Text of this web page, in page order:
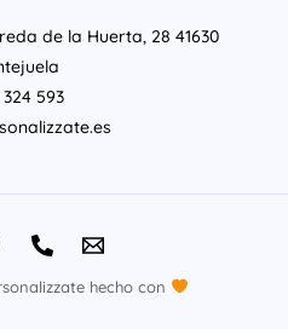
de la Huerta, 28 41630
593
hecho con